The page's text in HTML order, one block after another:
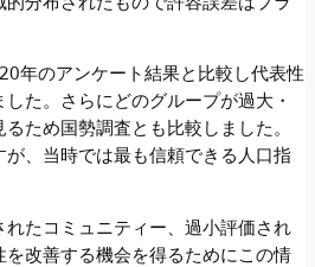
年のアンケート結果と比較し代表性
た。さらにどのグループが過大・
ため国勢調査とも比較しました。
、当時では最も信頼できる人口指
たコミュニティー、過小評価され
改善する機会を得るためにこの情